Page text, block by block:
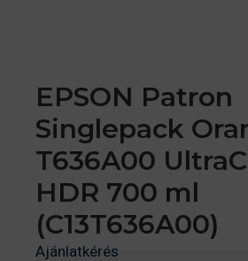
EPSON Patron
Singlepack
T636A00
HDR 700 ml
(C13T636A00)
Ajánlatkérés